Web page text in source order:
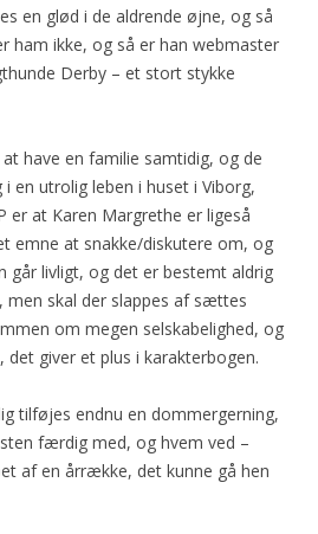
en glød i de aldrende øjne, og så
ham ikke, og så er han webmaster
Derby – et stort stykke
have en familie samtidig, og de
utrolig leben i huset i Viborg,
at Karen Margrethe er ligeså
emne at snakke/diskutere om, og
går livligt, og det er bestemt aldrig
men skal der slappes af sættes
om megen selskabelighed, og
giver et plus i karakterbogen.
tilføjes endnu en dommergerning,
færdig med, og hvem ved –
af en årrække, det kunne gå hen